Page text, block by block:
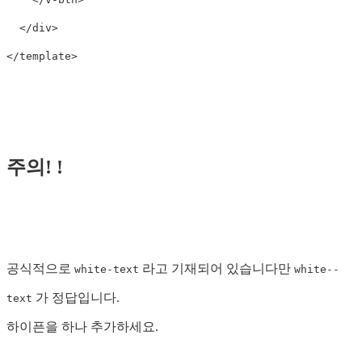
</div>
</template>
주의! !
공식적으로 white-text 라고 기재되어 있습니다만 white--
text 가 정답입니다.
하이픈을 하나 추가하세요.